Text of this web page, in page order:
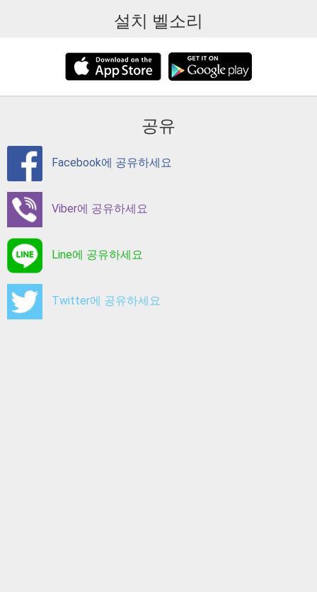
설치 벨소리
공유
Facebook에 공유하세요
Viber에 공유하세요
Line에 공유하세요
Twitter에 공유하세요